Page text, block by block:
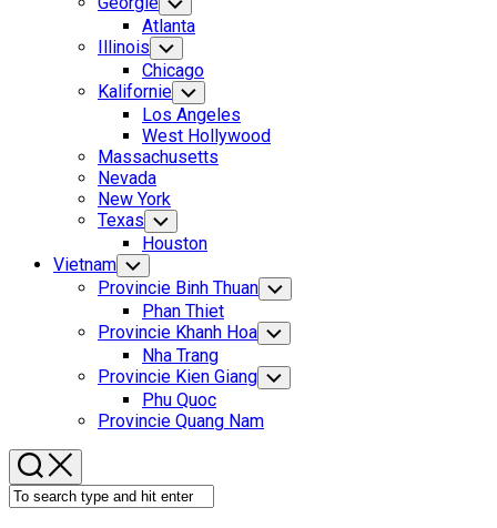
Child
Menu
Atlanta
Illinois Toggle
Child
Menu
Chicago
Kalifornie Toggle
Child
Menu
Los Angeles
West Hollywood
Massachusetts
Nevada
New York
Texas Toggle
Child
Menu
Houston
Vietnam Toggle
Child
Menu
Provincie Binh Thuan Toggle
Child
Menu
Phan Thiet
Provincie Khanh Hoa Toggle
Child
Menu
Nha Trang
Provincie Kien Giang Toggle
Child
Phu Quoc
Provincie Quang Nam